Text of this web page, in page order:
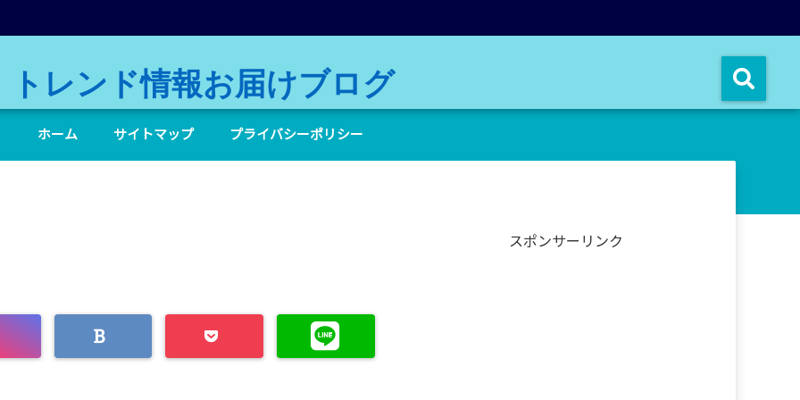
トレンド情報お届けブログ
ホーム サイトマップ プライバシーポリシー
スポンサーリンク